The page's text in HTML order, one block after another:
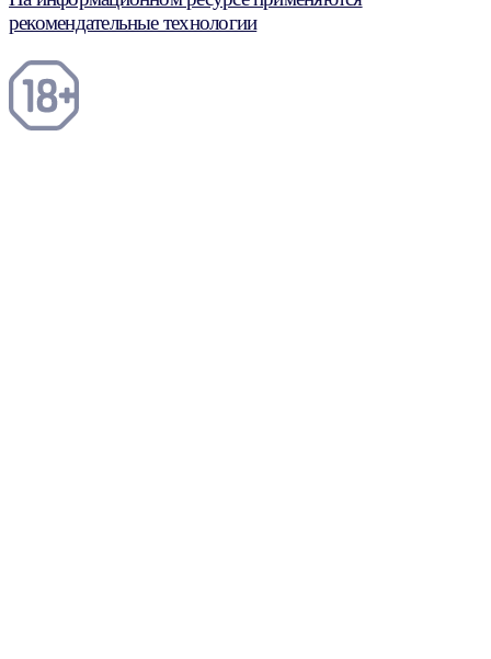
рекомендательные технологии